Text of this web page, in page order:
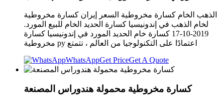
الذهب الخام كسارة مخروطية السعر إيران كسارة مخروطية
لخام الذهب في إندونيسيا كسارة الحديد الخام للبيع المورد.
2019-10-17 كسارة خام الحديد المورد في إندونيسيا كسارة
مخروطية py اعتمادًا على التكنولوجيا من العالم ، تتمتع
WhatsAppGet PriceGet A Quote
كسارة مخروطية محمولة هندوراس المصنعة